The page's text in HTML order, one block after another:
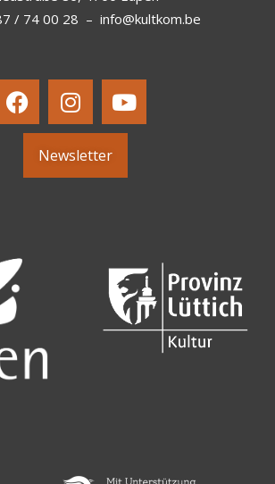
/ 74 00 28 – info@kultkom.be
Newsletter